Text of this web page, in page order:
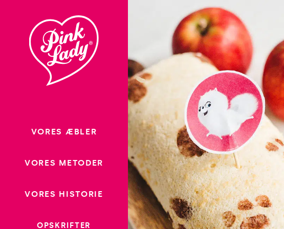
VORES ÆBLER
VORES METODER
VORES HISTORIE
OPSKRIFTER